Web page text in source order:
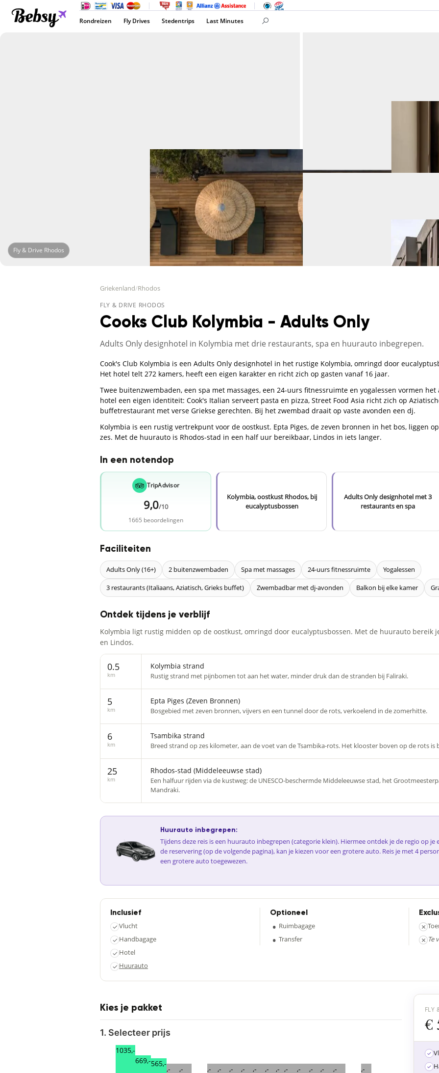
Rondreizen Fly Drives Stedentrips Last Minutes
Fly & Drive Rhodos
Griekenland/Rhodos
FLY & DRIVE RHODOS
Cooks Club Kolymbia - Adults Only
Adults Only designhotel in Kolymbia met drie restaurants, spa en huurauto inbegrepen.
Cook's Club Kolymbia is een Adults Only designhotel in het rustige Kolymbia, omringd door
Het hotel telt 272 kamers, heeft een eigen karakter en richt zich op gasten vanaf 16 jaar.
Twee buitenzwembaden, een spa met massages, een 24-uurs fitnessruimte en yogalessen vormen
hotel een eigen identiteit: Cook's Italian serveert pasta en pizza, Street Food Asia richt zich op
buffetrestaurant met verse Griekse gerechten. Bij het zwembad draait op vaste avonden een dj.
Kolymbia is een rustig vertrekpunt voor de oostkust. Epta Piges, de zeven bronnen in het bos, liggen
zes. Met de huurauto is Rhodos-stad in een half uur bereikbaar, Lindos in iets langer.
In een notendop
TripAdvisor
9,0/10
1665 beoordelingen
Kolymbia, oostkust Rhodos, bij
eucalyptusbossen
Adults Only designhotel met 3
restaurants en spa
Faciliteiten
Adults Only (16+) 2 buitenzwembaden Spa met massages 24-uurs fitnessruimte Yogalessen
3 restaurants (Italiaans, Aziatisch, Grieks buffet) Zwembadbar met dj-avonden Balkon bij elke kamer
Ontdek tijdens je verblijf
Kolymbia ligt rustig midden op de oostkust, omringd door eucalyptusbossen. Met de huurauto bereik
en Lindos.
0.5
km
Kolymbia strand
Rustig strand met pijnbomen tot aan het water, minder druk dan de stranden bij Faliraki.
5
km
Epta Piges (Zeven Bronnen)
Bosgebied met zeven bronnen, vijvers en een tunnel door de rots, verkoelend in de zomerhitte.
6
km
Tsambika strand
Breed strand op zes kilometer, aan de voet van de Tsambika-rots. Het klooster boven op de rots is
25
km
Rhodos-stad (Middeleeuwse stad)
Een halfuur rijden via de kustweg: de UNESCO-beschermde Middeleeuwse stad, het
Mandraki.
Huurauto inbegrepen:
Tijdens deze reis is een huurauto inbegrepen (categorie klein). Hiermee ontdek je de regio op
de reservering (op de volgende pagina), kan je kiezen voor een grotere auto. Reis je met 4
een grotere auto toegewezen.
Inclusief
✓Vlucht
✓ Handbagage
✓ Hotel
✓ Huurauto
Optioneel
• Ruimbagage
• Transfer
×
× Te
FLY
€
Kies je pakket
1. Selecteer prijs
1035,-
669,-565,-
,-
,-
,-
,-
,-
,-
,-
,-
,- ,-
,-
,-
,-
,-
,-